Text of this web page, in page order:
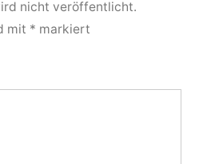
nicht veröffentlicht.
mit * markiert